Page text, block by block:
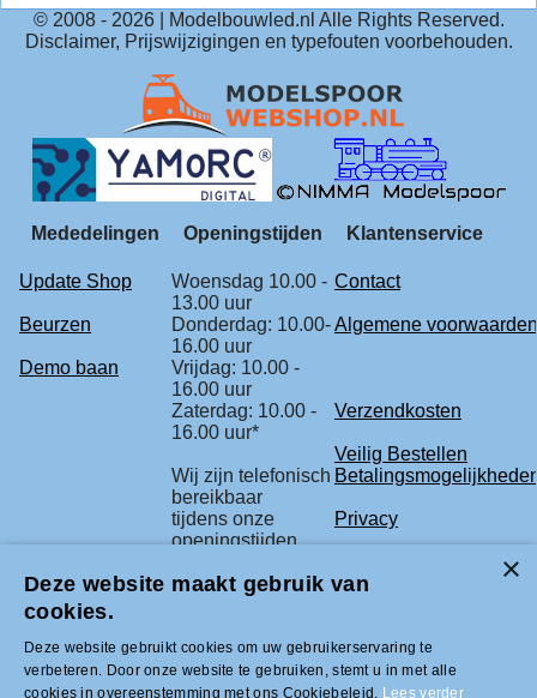
© 2008 - 2026| Modelbouwled.nl Alle Rights Reserved.
Disclaimer, Prijswijzigingen en typefouten voorbehouden.
Mededelingen Openingstijden Klantenservice
Update Shop
Woensdag 10.00 -
13.00 uur
Contact
Beurzen
Donderdag: 10.00-
16.00 uur
Algemene voorwaarden
Demo baan
Vrijdag: 10.00 -
16.00 uur
Zaterdag: 10.00 -
16.00 uur*
Verzendkosten
Veilig Bestellen
Wij zijn telefonisch
bereikbaar
tijdens onze
openingstijden.
Privacy
* check voor de
Klachtenregeling
agenda.
Deze website maakt gebruik van
cookies.
Deze website gebruikt cookies om uw gebruikerservaring te
verbeteren. Door onze website te gebruiken, stemt u in met alle
cookies in overeenstemming met ons Cookiebeleid. Lees verder